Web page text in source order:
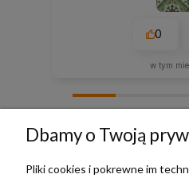
0
w tym
Dbamy o Twoją
Pliki cookies i pokrewne im